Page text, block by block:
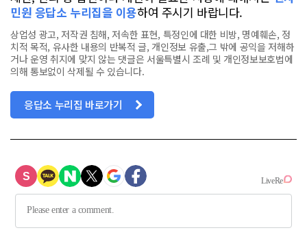
민원 응답소 누리집을 이용하여 주시기 바랍니다.
상업성 광고, 저작권 침해, 저속한 표현, 특정인에 대한 비방, 명예훼손, 정
치적 목적, 유사한 내용의 반복적 글, 개인정보 유출,그 밖에 공익을 저해하
거나 운영 취지에 맞지 않는 댓글은 서울특별시 조례 및 개인정보보호법에
의해 통보없이 삭제될 수 있습니다.
응답소 누리집 바로가기